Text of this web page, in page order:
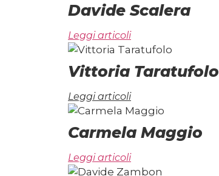
Davide Scalera
Leggi articoli
Vittoria Taratufolo
Leggi articoli
Carmela Maggio
Leggi articoli